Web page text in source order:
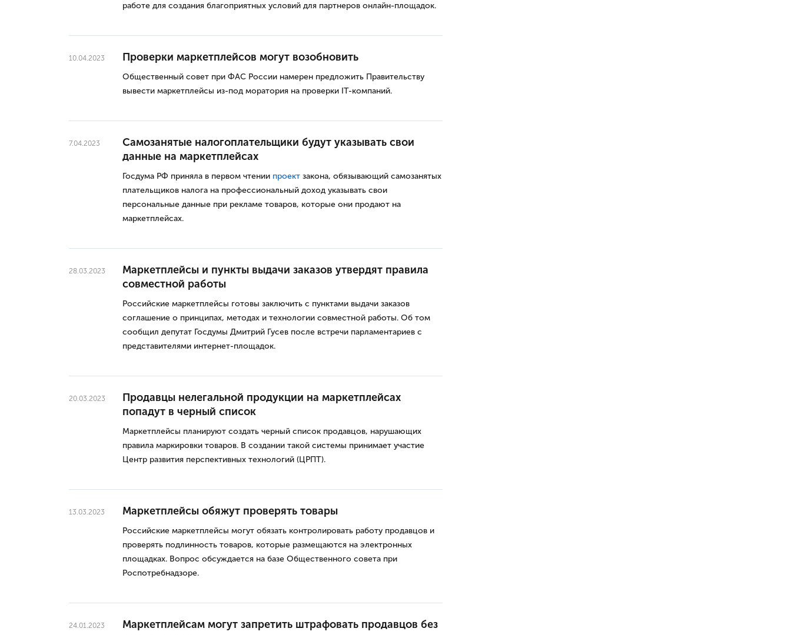
работе для создания благоприятных условий для партнеров онлайн-площадок.
10.04.2023 Проверки маркетплейсов могут возобновить
Общественный совет при ФАС России намерен предложить Правительству
вывести маркетплейсы из-под моратория на проверки IT-компаний.
7.04.2023
Самозанятые налогоплательщики будут указывать свои
данные на маркетплейсах
Госдума РФ приняла в первом чтении проектзакона, обязывающий самозанятых
плательщиков налога на профессиональный доход указывать свои
персональные данные при рекламе товаров, которые они продают на
маркетплейсах.
28.03.2023
Маркетплейсы и пункты выдачи заказов утвердят правила
совместной работы
Российские маркетплейсы готовы заключить с пунктами выдачи заказов
соглашение о принципах, методах и технологии совместной работы. Об том
сообщил депутат Госдумы Дмитрий Гусев после встречи парламентариев с
представителями интернет-площадок.
20.03.2023
Продавцы нелегальной продукции на маркетплейсах
попадут в черный список
Маркетплейсы планируют создать черный список продавцов, нарушающих
правила маркировки товаров. В создании такой системы принимает участие
Центр развития перспективных технологий (ЦРПТ).
13.03.2023 Маркетплейсы обяжут проверять товары
Российские маркетплейсы могут обязать контролировать работу продавцов и
проверять подлинность товаров, которые размещаются на электронных
площадках. Вопрос обсуждается на базе Общественного совета при
Роспотребнадзоре.
24.01.2023
Маркетплейсам могут запретить штрафовать продавцов без